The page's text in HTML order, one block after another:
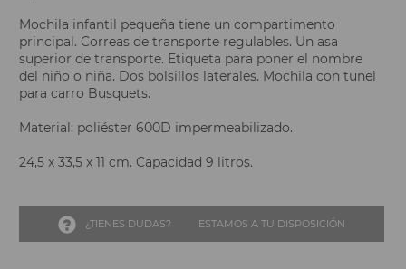
Mochila infantil pequeña tiene un compartimento
principal. Correas de transporte regulables. Un asa
superior de transporte. Etiqueta para poner el nombre
del niño o niña. Dos bolsillos laterales. Mochila con tunel
para carro Busquets.
Material: poliéster 600D impermeabilizado.
24,5 x 33,5 x 11 cm. Capacidad 9 litros.
¿TIENES DUDAS? ESTAMOS A TU DISPOSICIÓN